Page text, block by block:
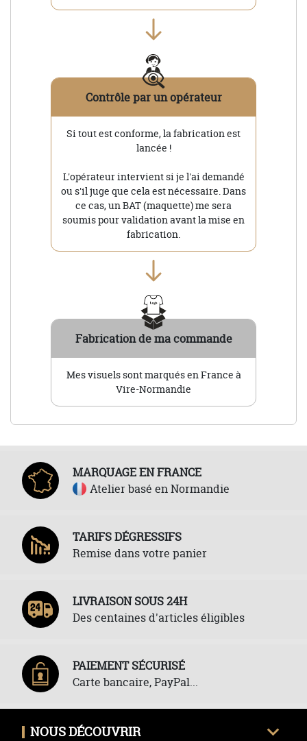
Contrôle par un opérateur
Si tout est conforme, la fabrication est
lancée !
L'opérateur intervient si je l'ai demandé
ou s'il juge que cela est nécessaire. Dans
ce cas, un BAT (maquette) me sera
soumis pour validation avant la mise en
fabrication.
Fabrication de ma commande
Mes visuels sont marqués en France à
Vire-Normandie
MARQUAGE EN FRANCE
Atelier basé en Normandie
TARIFS DÉGRESSIFS
Remise dans votre panier
LIVRAISON SOUS 24H
Des centaines d'articles éligibles
PAIEMENT SÉCURISÉ
Carte bancaire, PayPal...
NOUS DÉCOUVRIR